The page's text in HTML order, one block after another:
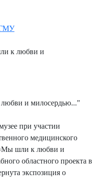
к любви и
и милосердью..."
при участии
медицинского
«Мы шли к любви и
областного проекта в
экспозиция о